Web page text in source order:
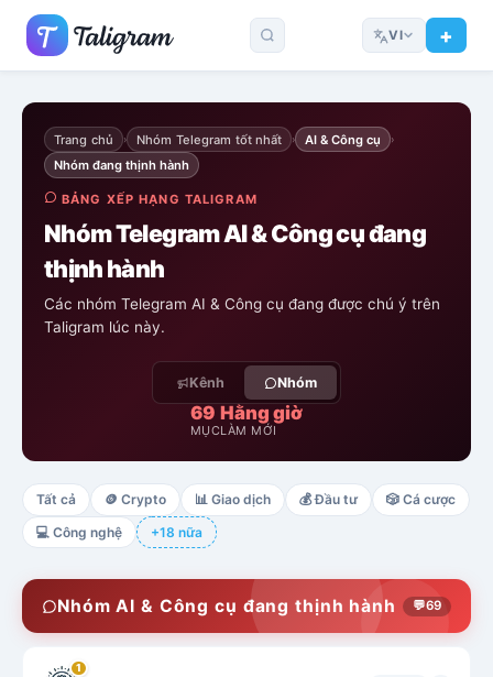
VI
Trang chủ › Nhóm Telegram tốt nhất › AI & Công cụ ›
Nhóm đang thịnh hành
BẢNG XẾP HẠNG TALIGRAM
Nhóm Telegram AI & Công cụ đang
thịnh hành
Các nhóm Telegram AI & Công cụ đang được chú ý trên
Taligram lúc này.
Kênh Nhóm
69
MỤC
Hằng giờ
LÀM MỚI
Tất cả 🪙 Crypto 📊 Giao dịch 💰 Đầu tư 🎲 Cá cược
💻 Công nghệ +18 nữa
Nhóm AI & Công cụ đang thịnh hành 💬69
1